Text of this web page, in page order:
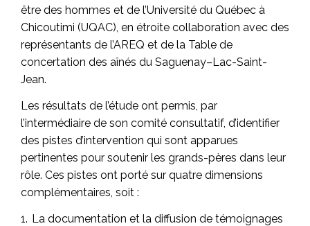
être des hommes et de l’Université du Québec à
Chicoutimi (UQAC), en étroite collaboration avec des
représentants de l’AREQ et de la Table de
concertation des aînés du Saguenay–Lac-Saint-
Jean.
Les résultats de l’étude ont permis, par
l’intermédiaire de son comité consultatif, d’identifier
des pistes d’intervention qui sont apparues
pertinentes pour soutenir les grands-pères dans leur
rôle. Ces pistes ont porté sur quatre dimensions
complémentaires, soit :
La documentation et la diffusion de témoignages